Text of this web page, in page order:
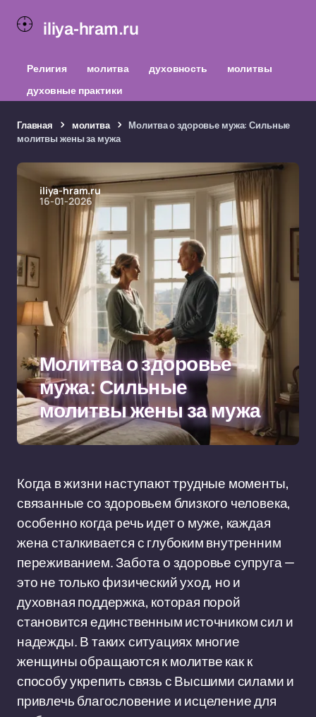
iliya-hram.ru
Религия молитва духовность
молитвы
духовные практики
Главная молитва
Молитва о здоровье мужа: Сильные
молитвы жены за мужа
iliya-hram.ru
16-01-2026
Молитва о здоровье
мужа: Сильные
молитвы жены за мужа
Когда в жизни наступают трудные моменты,
связанные со здоровьем близкого человека,
особенно когда речь идет о муже, каждая
жена сталкивается с глубоким внутренним
переживанием. Забота о здоровье супруга —
это не только физический уход, но и
духовная поддержка, которая порой
становится единственным источником сил и
надежды. В таких ситуациях многие
женщины обращаются к молитве как к
способу укрепить связь с Высшими силами и
привлечь благословение и исцеление для